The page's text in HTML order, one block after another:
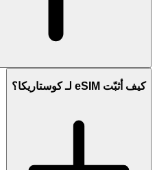
كيف أثبّت eSIM لـ كوستاريكا؟